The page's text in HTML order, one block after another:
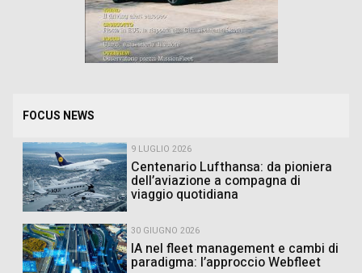
FOCUS NEWS
9 LUGLIO 2026
Centenario Lufthansa: da pioniera
dell’aviazione a compagna di
viaggio quotidiana
30 GIUGNO 2026
IA nel fleet management e cambi di
paradigma: l’approccio Webfleet